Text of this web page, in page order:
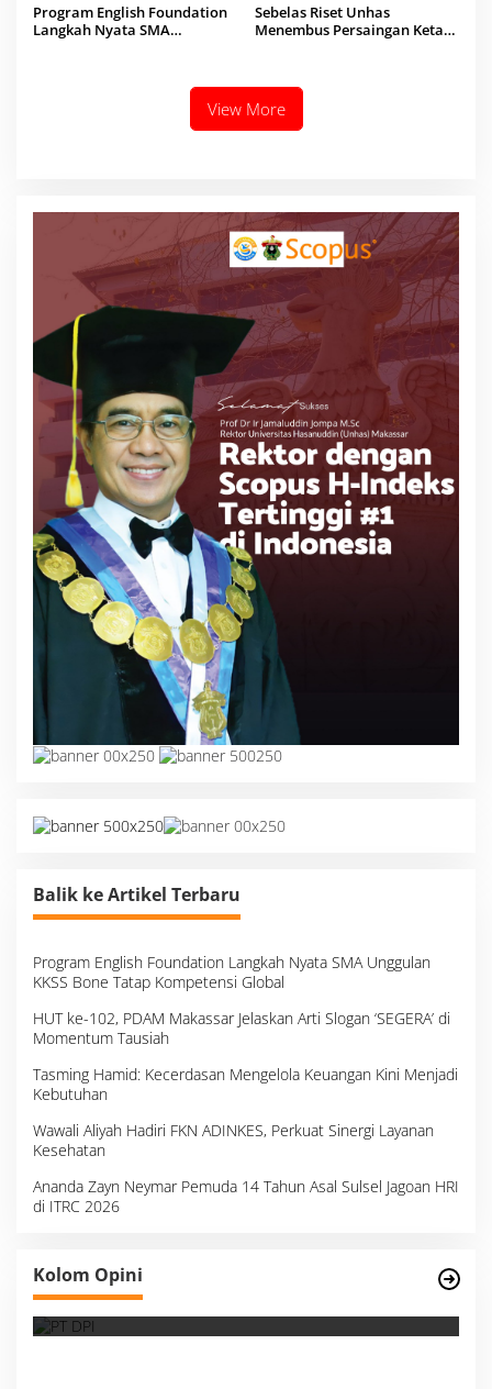
Program English Foundation
Langkah Nyata SMA
Sebelas Riset Unhas
Menembus Persaingan Ketat
View More
Balik ke Artikel Terbaru
Program English Foundation Langkah Nyata SMA Unggulan
KKSS Bone Tatap Kompetensi Global
HUT ke-102, PDAM Makassar Jelaskan Arti Slogan ‘SEGERA’ di
Momentum Tausiah
Tasming Hamid: Kecerdasan Mengelola Keuangan Kini Menjadi
Kebutuhan
Wawali Aliyah Hadiri FKN ADINKES, Perkuat Sinergi Layanan
Kesehatan
Ananda Zayn Neymar Pemuda 14 Tahun Asal Sulsel Jagoan HRI
di ITRC 2026
Kolom Opini
Membaca Realitas